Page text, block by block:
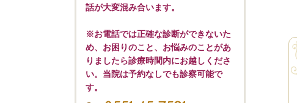
話が大変混み合います。
※お電話では正確な診断ができないた
め、お困りのこと、お悩みのことがあ
りましたら診療時間内にお越しくださ
い。当院は予約なしでも診察可能で
す。